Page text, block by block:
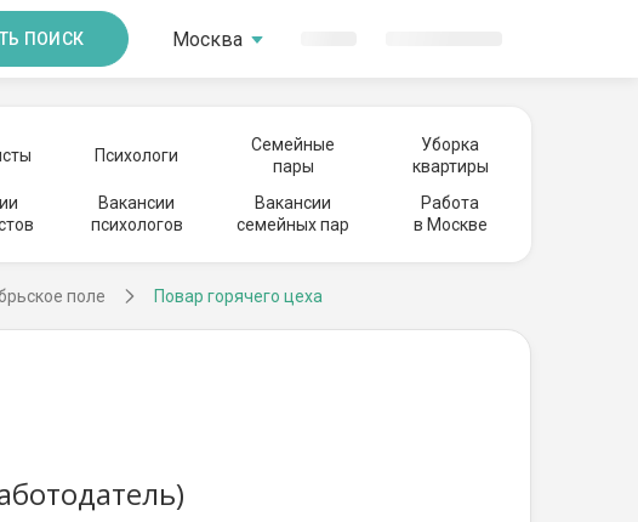
ПОИСК Москва
Психологи
Семейные
пары
Уборка
квартиры
Вакансии
психологов
Вакансии
семейных пар
Работа
в Москве
поле Повар горячего цеха